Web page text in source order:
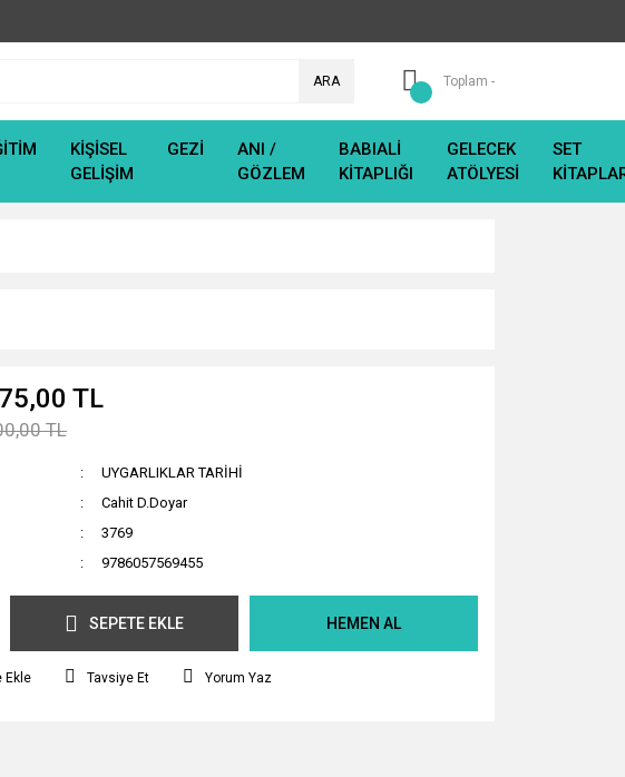
ARA Toplam -
KİŞİSEL
GELİŞİM
GEZİ
ANI /
GÖZLEM
BABIALİ
KİTAPLIĞI
GELECEK
ATÖLYESİ
SET
TL
TL
UYGARLIKLAR TARİHİ
Cahit D.Doyar
3769
9786057569455
SEPETE EKLE HEMEN AL
Tavsiye Et Yorum Yaz